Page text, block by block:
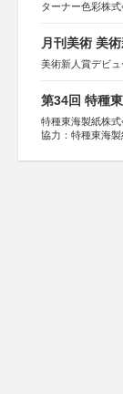
ターナー色彩株式
月刊美術 美
美術新人賞デビ
第34回 特種
特種東海製紙株式
協力：特種東海